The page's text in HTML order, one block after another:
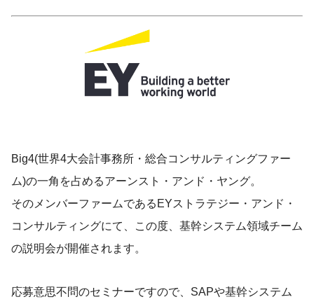
Big4(世界4大会計事務所・総合コンサルティングファー
ム)の一角を占めるアーンスト・アンド・ヤング。
そのメンバーファームであるEYストラテジー・アンド・
コンサルティングにて、この度、基幹システム領域チーム
の説明会が開催されます。
応募意思不問のセミナーですので、SAPや基幹システム